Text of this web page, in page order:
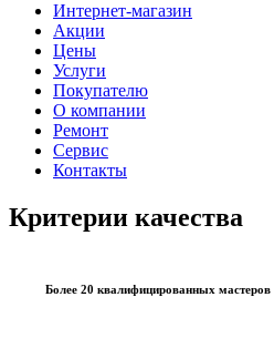
Интернет-магазин
Акции
Цены
Услуги
Покупателю
О компании
Ремонт
Сервис
Контакты
Критерии качества
Более 20 квалифицированных мастеров